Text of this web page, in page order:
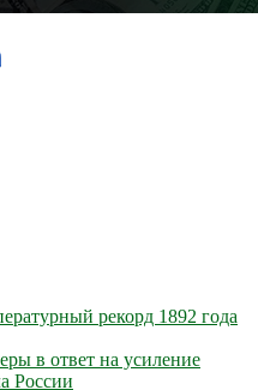
рекорд 1892 года
в ответ на усиление
России